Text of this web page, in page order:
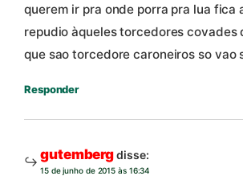
querem ir pra onde porra pra lua fica
repudio àqueles torcedores covades
que sao torcedore caroneiros so vao
Responder
gutembergdisse:
15 de junho de 2015 às 16:34